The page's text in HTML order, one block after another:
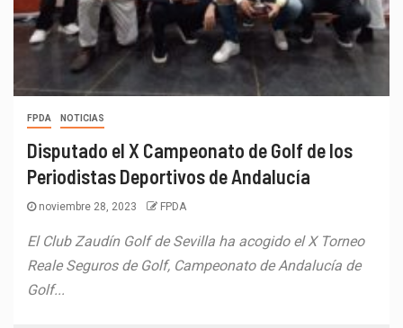
FPDA NOTICIAS
Disputado el X Campeonato de Golf de los
Periodistas Deportivos de Andalucía
noviembre 28, 2023 FPDA
El Club Zaudín Golf de Sevilla ha acogido el X Torneo
Reale Seguros de Golf, Campeonato de Andalucía de
Golf...